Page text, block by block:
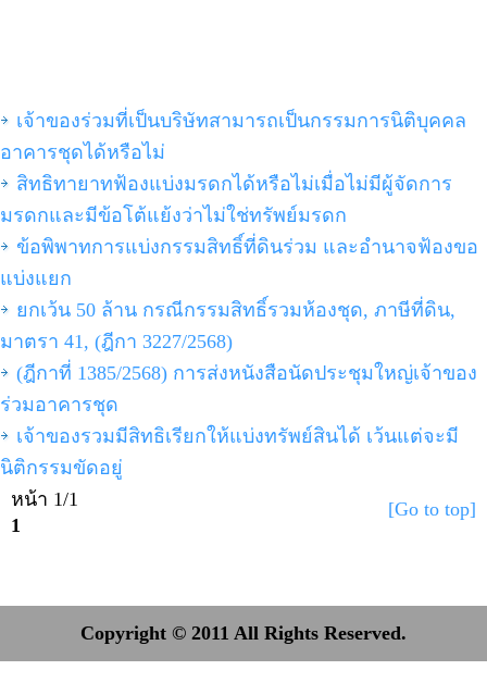
เจ้าของร่วมที่เป็นบริษัทสามารถเป็นกรรมการนิติบุคคล
อาคารชุดได้หรือไม่
สิทธิทายาทฟ้องแบ่งมรดกได้หรือไม่เมื่อไม่มีผู้จัดการ
มรดกและมีข้อโต้แย้งว่าไม่ใช่ทรัพย์มรดก
ข้อพิพาทการแบ่งกรรมสิทธิ์ที่ดินร่วม และอำนาจฟ้องขอ
แบ่งแยก
ยกเว้น 50 ล้าน กรณีกรรมสิทธิ์รวมห้องชุด, ภาษีที่ดิน,
มาตรา 41, (ฎีกา 3227/2568)
(ฎีกาที่ 1385/2568) การส่งหนังสือนัดประชุมใหญ่เจ้าของ
ร่วมอาคารชุด
เจ้าของรวมมีสิทธิเรียกให้แบ่งทรัพย์สินได้ เว้นแต่จะมี
นิติกรรมขัดอยู่
หน้า 1/1
1
[Go to top]
Copyright © 2011 All Rights Reserved.